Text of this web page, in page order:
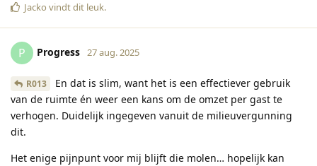
Jacko vindt dit leuk.
P Progress 27 aug. 2025
R013
En dat is slim, want het is een effectiever gebruik
van de ruimte én weer een kans om de omzet per gast te
verhogen. Duidelijk ingegeven vanuit de milieuvergunning
dit.
Het enige pijnpunt voor mij blijft die molen… hopelijk kan